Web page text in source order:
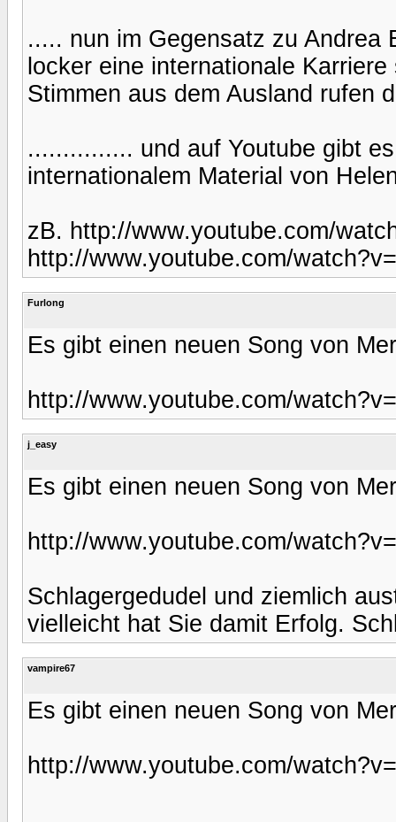
..... nun im Gegensatz zu Andrea
locker eine internationale
Stimmen aus dem Ausland rufen
............... und auf Youtube gibt
internationalem Material von
zB. http://www.youtube.com/
http://www.youtube.com/
Furlong
Es gibt einen neuen Song von
http://www.youtube.com/
j_easy
Es gibt einen neuen Song von
http://www.youtube.com/
Schlagergedudel und ziemlich
vielleicht hat Sie damit Erfolg.
vampire67
Es gibt einen neuen Song von
http://www.youtube.com/